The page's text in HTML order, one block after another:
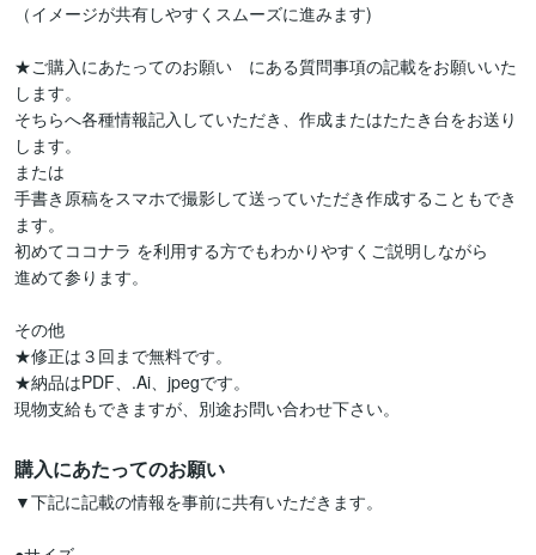
（イメージが共有しやすくスムーズに進みます)
★ご購入にあたってのお願い　にある質問事項の記載をお願いいた
します。
そちらへ各種情報記入していただき、作成またはたたき台をお送り
します。
または
手書き原稿をスマホで撮影して送っていただき作成することもでき
ます。
初めてココナラ を利用する方でもわかりやすくご説明しながら
進めて参ります。
その他
★修正は３回まで無料です。
★納品はPDF、.Ai、jpegです。
現物支給もできますが、別途お問い合わせ下さい。
購入にあたってのお願い
▼下記に記載の情報を事前に共有いただきます。